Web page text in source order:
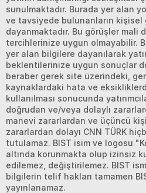
sunulmaktadır. Burada yer alan
ve tavsiyede bulunanların kişisel
dayanmaktadır. Bu görüşler mali
tercihlerinize uygun olmayabilir.
yer alan bilgilere dayanılarak
beklentilerinize uygun sonuçlar
beraber gerek site üzerindeki,
kaynaklardaki hata ve
kullanılması sonucunda
doğrudan ve/veya dolaylı
manevi zararlardan ve üçüncü
zararlardan dolayı CNN TÜRK
tutulamaz. BIST isim ve logosu
altında korunmakta olup izinsiz
edilemez, değiştirilemez. BIST
bilgilerin telif hakları tamamen
yayınlanamaz.